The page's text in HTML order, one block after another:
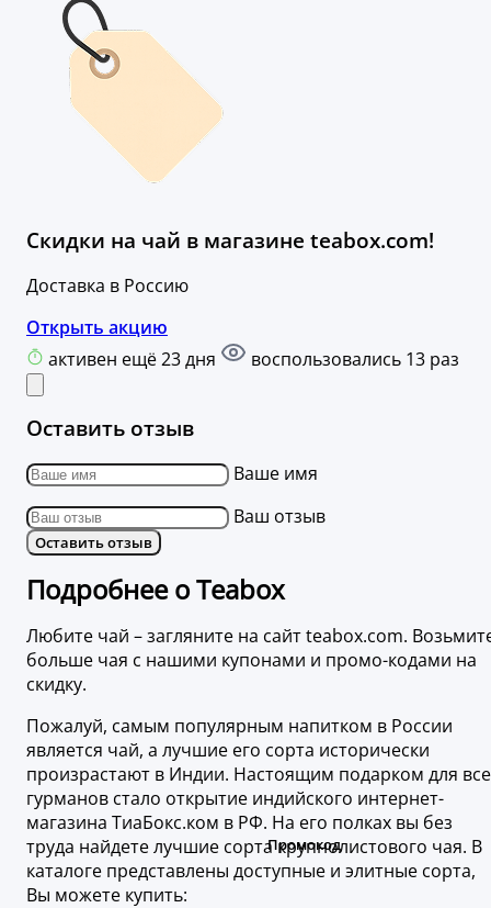
Скидки на чай в магазине teabox.com!
Доставка в Россию
Открыть акцию
активен ещё 23 дня
воспользовались 13 раз
Оставить отзыв
Ваше имя
Ваш отзыв
Оставить отзыв
Подробнее о Teabox
Любите чай – загляните на сайт teabox.com.
больше чая с нашими купонами и промо-кодами на
скидку.
Пожалуй, самым популярным напитком в России
является чай, а лучшие его сорта исторически
произрастают в Индии. Настоящим подарком для
гурманов стало открытие индийского интернет-
магазина ТиаБокс.ком в РФ. На его полках вы без
труда найдете лучшие сорта крупнолистового чая. В
каталоге представлены доступные и элитные сорта,
Вы можете купить: